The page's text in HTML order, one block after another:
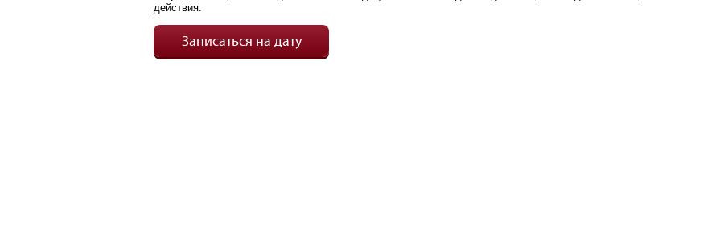
действия.
Записаться на дату